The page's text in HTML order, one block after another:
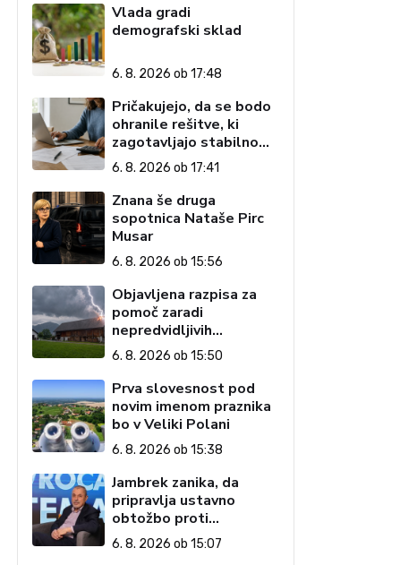
Vlada gradi
demografski sklad
6. 8. 2026 ob 17:48
Pričakujejo, da se bodo
ohranile rešitve, ki
zagotavljajo stabilno
davčno okolje
6. 8. 2026 ob 17:41
Znana še druga
sopotnica Nataše Pirc
Musar
6. 8. 2026 ob 15:56
Objavljena razpisa za
pomoč zaradi
nepredvidljivih
dogodkov na kmetiji
6. 8. 2026 ob 15:50
Prva slovesnost pod
novim imenom praznika
bo v Veliki Polani
6. 8. 2026 ob 15:38
Jambrek zanika, da
pripravlja ustavno
obtožbo proti
predsednici: To je
popolnoma neresnična
6. 8. 2026 ob 15:07